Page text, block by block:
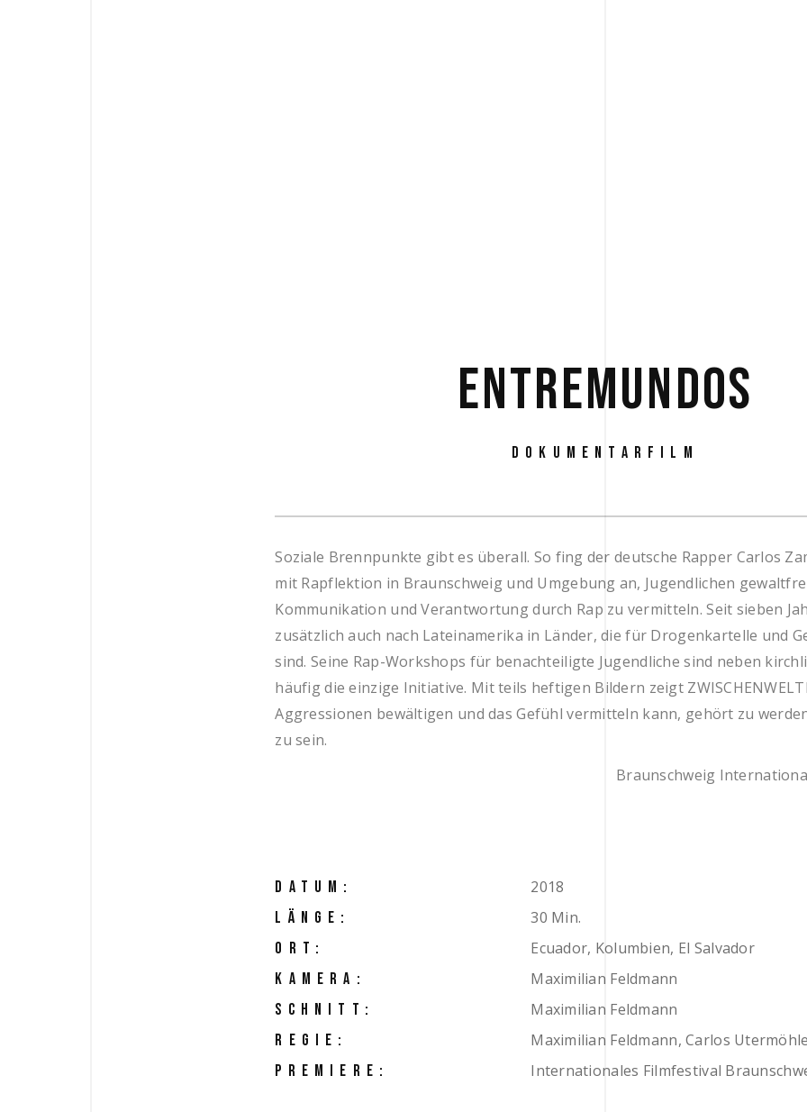
ENTREMUNDOS
DOKUMENTARFILM
Soziale Brennpunkte gibt es überall. So fing der deutsche Rapper Carlos
mit Rapflektion in Braunschweig und Umgebung an, Jugendlichen
Kommunikation und Verantwortung durch Rap zu vermitteln. Seit sieben
zusätzlich auch nach Lateinamerika in Länder, die für Drogenkartelle und
sind. Seine Rap-Workshops für benachteiligte Jugendliche sind neben
häufig die einzige Initiative. Mit teils heftigen Bildern zeigt
Aggressionen bewältigen und das Gefühl vermitteln kann, gehört zu
zu sein.
Braunschweig
DATUM: 2018
LÄNGE: 30 Min.
ORT: Ecuador, Kolumbien, El Salvador
KAMERA: Maximilian Feldmann
SCHNITT: Maximilian Feldmann
REGIE: Maximilian Feldmann, Carlos
PREMIERE: Internationales Filmfestival